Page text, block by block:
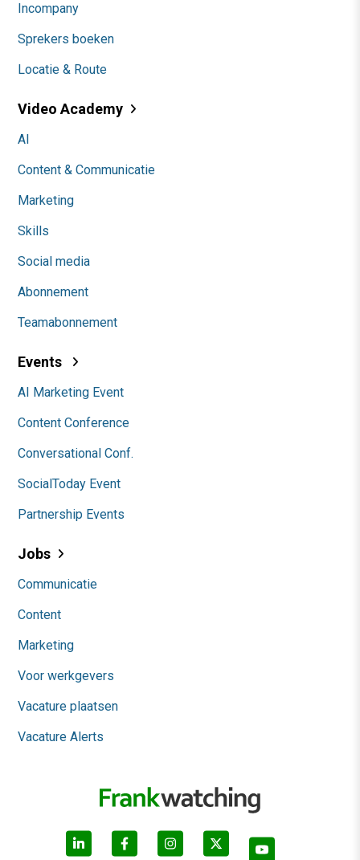
Incompany
Sprekers boeken
Locatie & Route
Video Academy
AI
Content & Communicatie
Marketing
Skills
Social media
Abonnement
Teamabonnement
Events
AI Marketing Event
Content Conference
Conversational Conf.
SocialToday Event
Partnership Events
Jobs
Communicatie
Content
Marketing
Voor werkgevers
Vacature plaatsen
Vacature Alerts